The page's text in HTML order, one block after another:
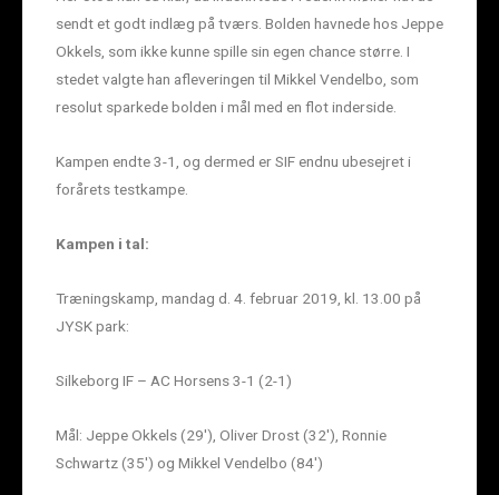
sendt et godt indlæg på tværs. Bolden havnede hos Jeppe
Okkels, som ikke kunne spille sin egen chance større. I
stedet valgte han afleveringen til Mikkel Vendelbo, som
resolut sparkede bolden i mål med en flot inderside.
Kampen endte 3-1, og dermed er SIF endnu ubesejret i
forårets testkampe.
Kampen i tal:
Træningskamp, mandag d. 4. februar 2019, kl. 13.00 på
JYSK park:
Silkeborg IF – AC Horsens 3-1 (2-1)
Mål: Jeppe Okkels (29′), Oliver Drost (32′), Ronnie
Schwartz (35′) og Mikkel Vendelbo (84′)